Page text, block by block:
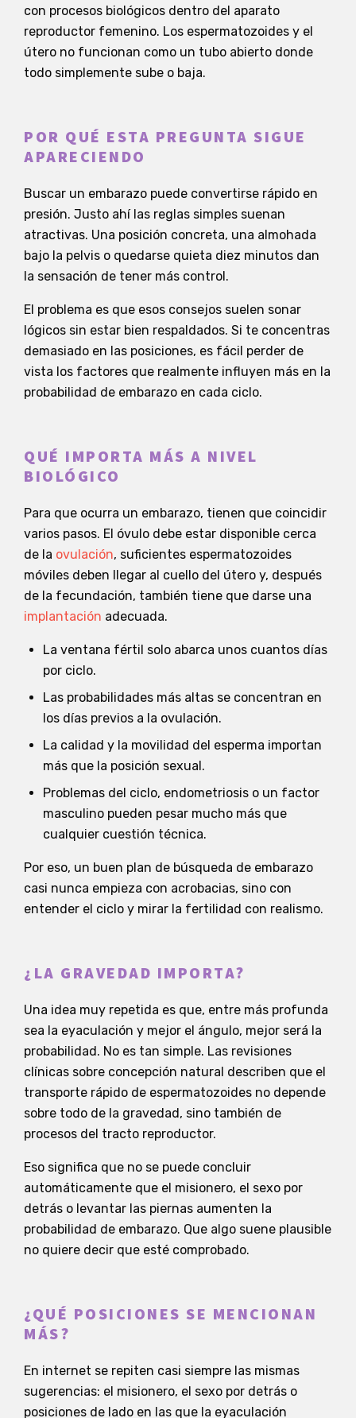
con procesos biológicos dentro del aparato
reproductor femenino. Los espermatozoides y el
útero no funcionan como un tubo abierto donde
todo simplemente sube o baja.
POR QUÉ ESTA PREGUNTA SIGUE
APARECIENDO
Buscar un embarazo puede convertirse rápido en
presión. Justo ahí las reglas simples suenan
atractivas. Una posición concreta, una almohada
bajo la pelvis o quedarse quieta diez minutos dan
la sensación de tener más control.
El problema es que esos consejos suelen sonar
lógicos sin estar bien respaldados. Si te concentras
demasiado en las posiciones, es fácil perder de
vista los factores que realmente influyen más en la
probabilidad de embarazo en cada ciclo.
QUÉ IMPORTA MÁS A NIVEL
BIOLÓGICO
Para que ocurra un embarazo, tienen que coincidir
varios pasos. El óvulo debe estar disponible cerca
de la ovulación, suficientes espermatozoides
móviles deben llegar al cuello del útero y, después
de la fecundación, también tiene que darse una
implantación adecuada.
La ventana fértil solo abarca unos cuantos días
por ciclo.
Las probabilidades más altas se concentran en
los días previos a la ovulación.
La calidad y la movilidad del esperma importan
más que la posición sexual.
Problemas del ciclo, endometriosis o un factor
masculino pueden pesar mucho más que
cualquier cuestión técnica.
Por eso, un buen plan de búsqueda de embarazo
casi nunca empieza con acrobacias, sino con
entender el ciclo y mirar la fertilidad con realismo.
¿LA GRAVEDAD IMPORTA?
Una idea muy repetida es que, entre más profunda
sea la eyaculación y mejor el ángulo, mejor será la
probabilidad. No es tan simple. Las revisiones
clínicas sobre concepción natural describen que el
transporte rápido de espermatozoides no depende
sobre todo de la gravedad, sino también de
procesos del tracto reproductor.
Eso significa que no se puede concluir
automáticamente que el misionero, el sexo por
detrás o levantar las piernas aumenten la
probabilidad de embarazo. Que algo suene plausible
no quiere decir que esté comprobado.
¿QUÉ POSICIONES SE MENCIONAN
MÁS?
En internet se repiten casi siempre las mismas
sugerencias: el misionero, el sexo por detrás o
posiciones de lado en las que la eyaculación